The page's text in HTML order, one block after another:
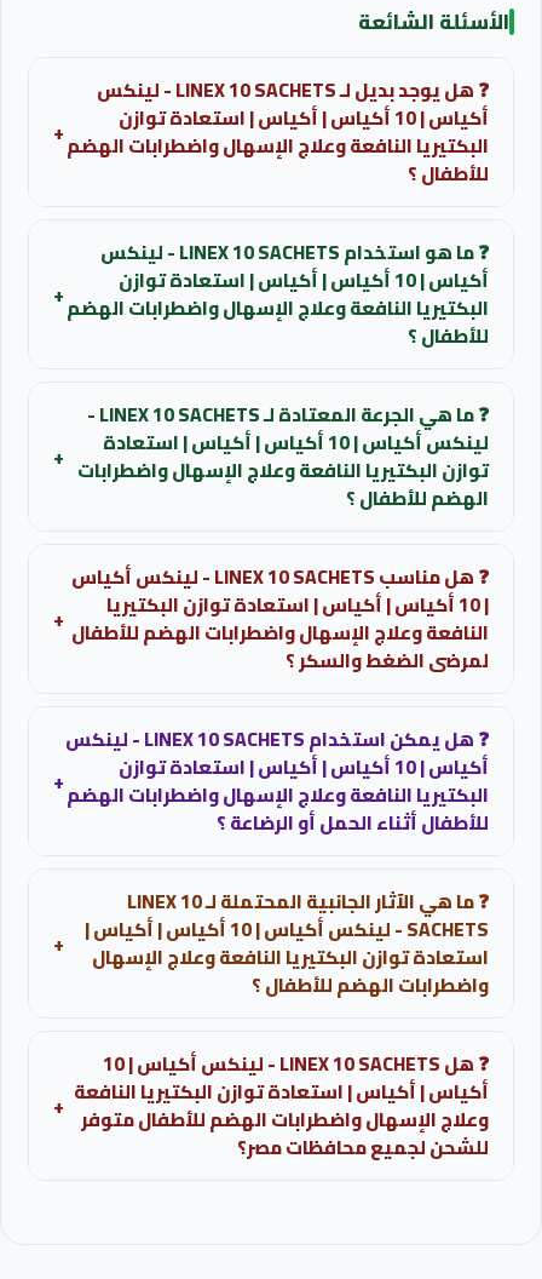
الأسئلة الشائعة
❓ هل يوجد بديل لـ LINEX 10 SACHETS - لينكس
أكياس | 10 أكياس | أكياس | استعادة توازن
البكتيريا النافعة وعلاج الإسهال واضطرابات الهضم
للأطفال ؟
+
نفس التأثير العلاجي.
للحصول على ترشيح مناسب لحالتك يمكن التواصل مع الصيدلي
استفسر عن البدائل المتاحة
❓ ما هو استخدام LINEX 10 SACHETS - لينكس
أكياس | 10 أكياس | أكياس | استعادة توازن
البكتيريا النافعة وعلاج الإسهال واضطرابات الهضم
للأطفال ؟
+
العدوى الفيروسية أو البكتيرية للأطفال.
❓ ما هي الجرعة المعتادة لـ LINEX 10 SACHETS -
لينكس أكياس | 10 أكياس | أكياس | استعادة
توازن البكتيريا النافعة وعلاج الإسهال واضطرابات
الهضم للأطفال ؟
+
للاطفال: كيس واحد مرة واحدة يومياً للأطفال حتى سن 12
سنة، ويذاب في الماء أو العصير أو اللبن.
❓ هل مناسب LINEX 10 SACHETS - لينكس أكياس
| 10 أكياس | أكياس | استعادة توازن البكتيريا
النافعة وعلاج الإسهال واضطرابات الهضم للأطفال
لمرضى الضغط والسكر ؟
+
داخل التجويف المعوي للأطفال والبالغين.
❓ هل يمكن استخدام LINEX 10 SACHETS - لينكس
أكياس | 10 أكياس | أكياس | استعادة توازن
البكتيريا النافعة وعلاج الإسهال واضطرابات الهضم
للأطفال أثناء الحمل أو الرضاعة ؟
+
الموجودة في الجسم والتي لا تمتص جهازي في الدم ولا
تسبب أضراراً.
❓ ما هي الآثار الجانبية المحتملة لـ LINEX 10
SACHETS - لينكس أكياس | 10 أكياس | أكياس |
استعادة توازن البكتيريا النافعة وعلاج الإسهال
واضطرابات الهضم للأطفال ؟
+
الطفيفة جداً في بداية الاستخدام. اعراض خطيرة: ردود فعل
تحسسية جلدية تجاه المكونات وهي نادرة الحدوث.
❓ هل LINEX 10 SACHETS - لينكس أكياس | 10
أكياس | أكياس | استعادة توازن البكتيريا النافعة
وعلاج الإسهال واضطرابات الهضم للأطفال متوفر
للشحن لجميع محافظات مصر؟
+